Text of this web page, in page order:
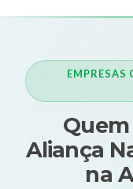
EMPRESAS
Aliança
na